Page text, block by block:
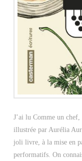
J’ai lu Comme un
illustrée par Aurélia
joli livre, à la mise en
performatifs. On